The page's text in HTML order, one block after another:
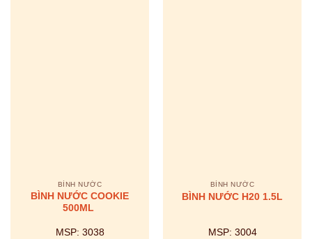
BÌNH NƯỚC
BÌNH NƯỚC COOKIE
500ML
MSP: 3038
BÌNH NƯỚC
BÌNH NƯỚC H20 1.5L
MSP: 3004